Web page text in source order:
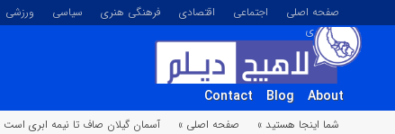
صفحه اصلی اجتماعی اقتصادی فرهنگی هنری سیاسی ورزشی
تصویری
About
Blog
Contact
شما اینجا هستید »
صفحه اصلی » آسمان گیلان صاف تا نیمه ابری است